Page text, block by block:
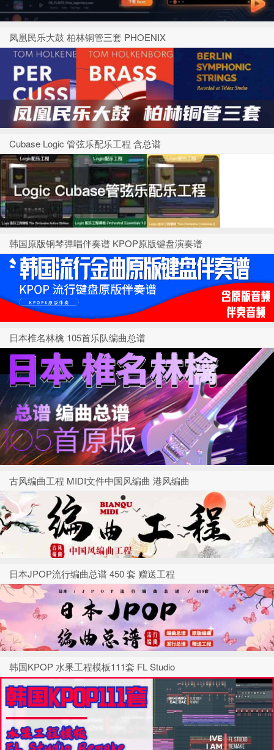
凤凰民乐大鼓 柏林铜管三套 PHOENIX
Cubase Logic 管弦乐配乐工程 含总谱
韩国原版钢琴弹唱伴奏谱 KPOP原版键盘演奏谱
日本椎名林檎 105首乐队编曲总谱
古风编曲工程 MIDI文件中国风编曲 港风编曲
日本JPOP流行编曲总谱 450 套 赠送工程
韩国KPOP 水果工程模板111套 FL Studio